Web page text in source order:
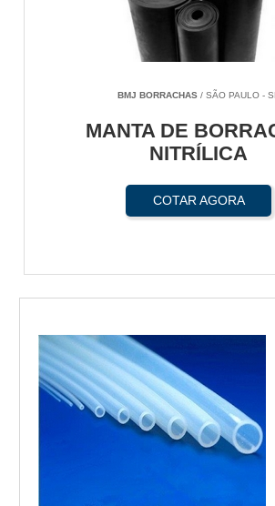
BMJ BORRACHAS/ SÃO PAULO -
MANTA DE
NITRÍLICA
COTAR AGORA